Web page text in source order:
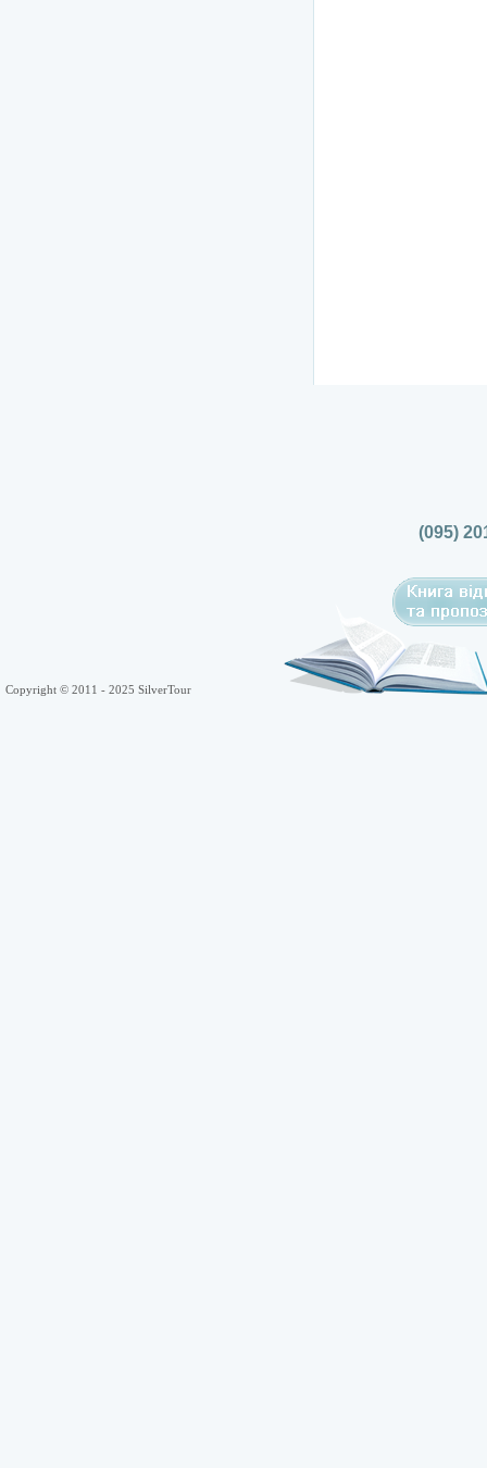
(095)
Copyright © 2011 - 2025 SilverTour